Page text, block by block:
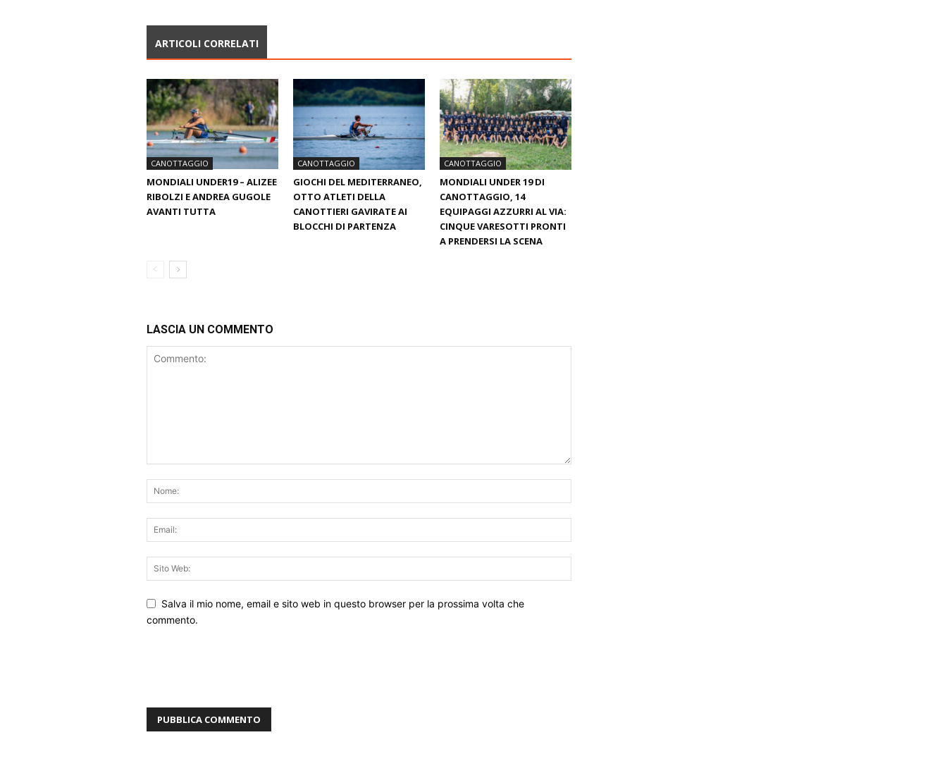
ARTICOLI CORRELATI
CANOTTAGGIO
MONDIALI UNDER19 – ALIZEE
RIBOLZI E ANDREA GUGOLE
AVANTI TUTTA
CANOTTAGGIO
GIOCHI DEL MEDITERRANEO,
OTTO ATLETI DELLA
CANOTTIERI GAVIRATE AI
BLOCCHI DI PARTENZA
CANOTTAGGIO
MONDIALI UNDER 19 DI
CANOTTAGGIO, 14
EQUIPAGGI AZZURRI AL VIA:
CINQUE VARESOTTI PRONTI
A PRENDERSI LA SCENA
LASCIA UN COMMENTO
Salva il mio nome, email e sito web in questo browser per la prossima volta che
commento.